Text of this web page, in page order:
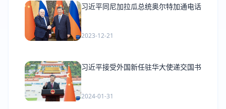
习近平同尼加拉瓜总统奥尔特加通电话
2023-12-21
习近平接受外国新任驻华大使递交国书
2024-01-31